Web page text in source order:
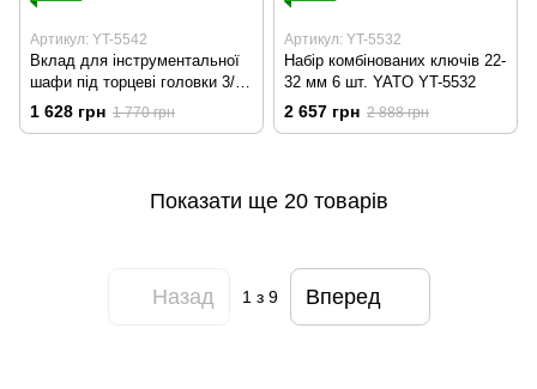
Артикул: YT-5542
Вклад для інструментальної
шафи під торцеві головки 3/8"
22 шт. YATO YT-5542
1 628 грн 1 770 грн
Артикул: YT-5532
Набір комбінованих ключів 22-
32 мм 6 шт. YATO YT-5532
2 657 грн 2 888 грн
Показати ще 20 товарів
Назад 1з 9 Вперед